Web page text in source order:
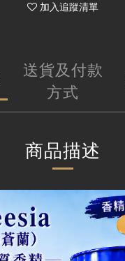
加入追蹤清單
送貨及付款
方式
商品描述